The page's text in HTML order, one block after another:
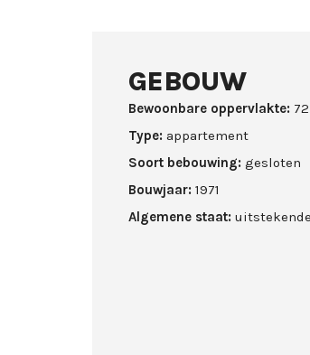
GEBOUW
Bewoonbare oppervlakte: 72
Type: appartement
Soort bebouwing: gesloten
Bouwjaar: 1971
Algemene staat: